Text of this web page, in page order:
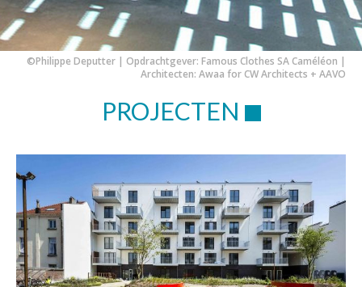
©George de Kinder | Opdrachtgever: JCX Immo | Architect: Urban
Platform Architects
PROJECTEN